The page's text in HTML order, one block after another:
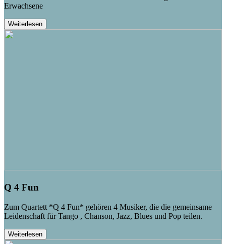
Erwachsene
Weiterlesen
Q 4 Fun
Zum Quartett *Q 4 Fun* gehören 4 Musiker, die die gemeinsame
Leidenschaft für Tango , Chanson, Jazz, Blues und Pop teilen.
Weiterlesen